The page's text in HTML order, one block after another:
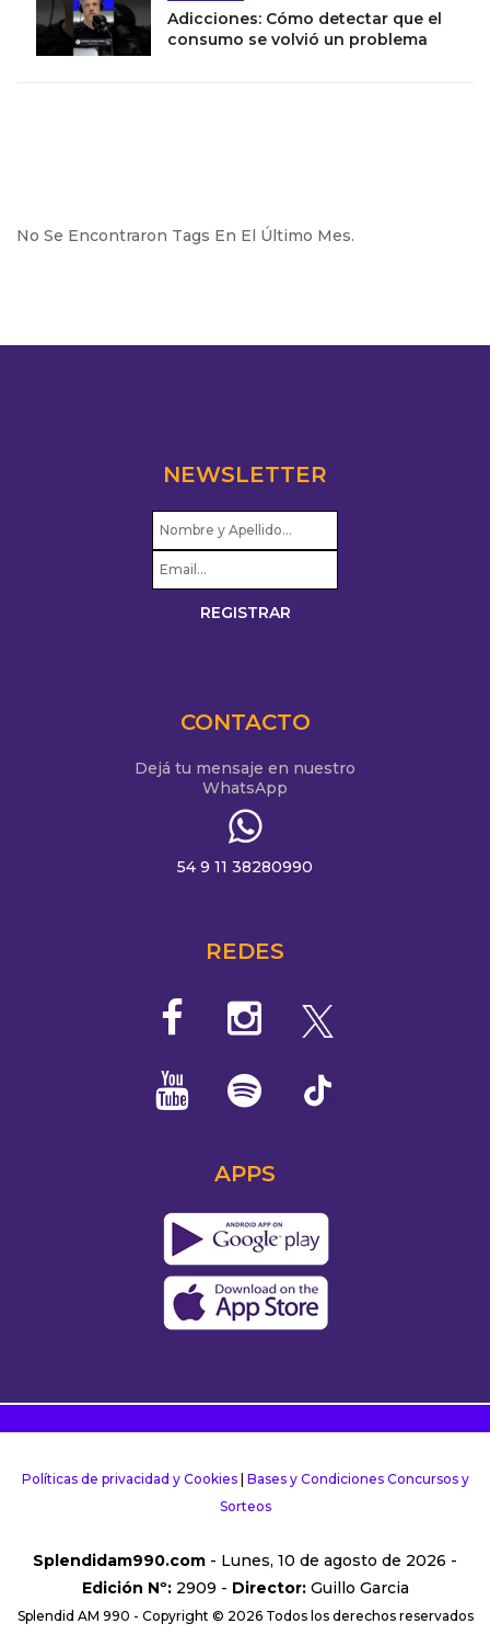
Adicciones: Cómo detectar que el
consumo se volvió un problema
No Se Encontraron Tags En El Último Mes.
NEWSLETTER
CONTACTO
Dejá tu mensaje en nuestro
WhatsApp
54 9 11 38280990
REDES
APPS
Políticas de privacidad y Cookies| Bases y Condiciones Concursos y
Sorteos
Splendidam990.com - Lunes, 10 de agosto de 2026 -
Edición Nº:2909 - Director:Guillo Garcia
Splendid AM 990 - Copyright © 2026 Todos los derechos reservados